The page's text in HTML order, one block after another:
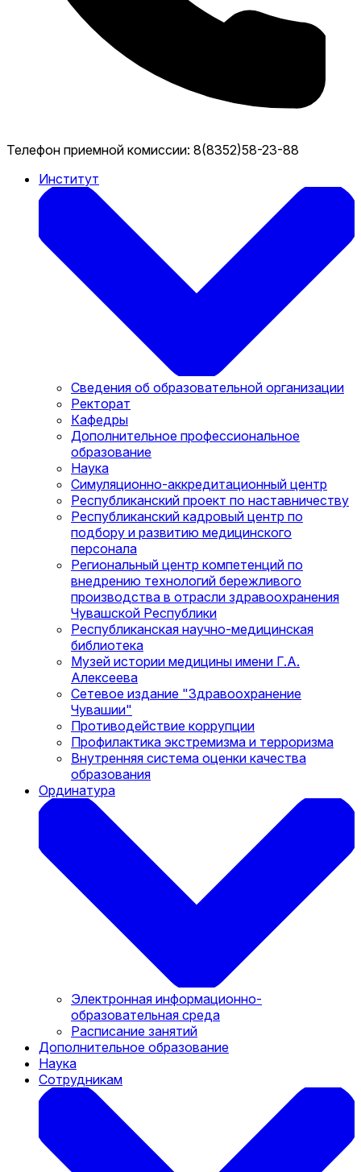
Телефон приемной комиссии: 8(8352)58-23-88
Институт
Сведения об образовательной организации
Ректорат
Кафедры
Дополнительное профессиональное
образование
Наука
Симуляционно-аккредитационный центр
Республиканский проект по наставничеству
Республиканский кадровый центр по
подбору и развитию медицинского
персонала
Региональный центр компетенций по
внедрению технологий бережливого
производства в отрасли здравоохранения
Чувашской Республики
Республиканская научно-медицинская
библиотека
Музей истории медицины имени Г.А.
Алексеева
Сетевое издание "Здравоохранение
Чувашии"
Противодействие коррупции
Профилактика экстремизма и терроризма
Внутренняя система оценки качества
образования
Ординатура
Электронная информационно-
образовательная среда
Расписание занятий
Дополнительное образование
Наука
Сотрудникам